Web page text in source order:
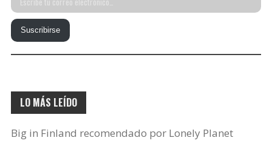
tu
correo
electrónico…
Suscribirse
LO MÁS LEÍDO
Big in Finland recomendado por Lonely Planet